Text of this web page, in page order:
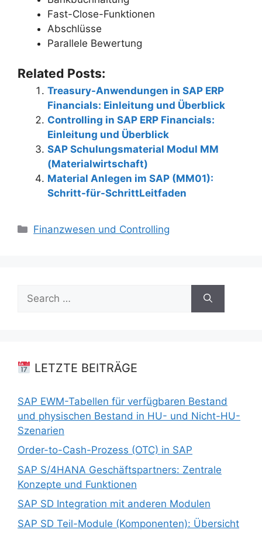
Fast-Close-Funktionen
Abschlüsse
Parallele Bewertung
Related Posts:
Treasury-Anwendungen in SAP ERP
Financials: Einleitung und Überblick
Controlling in SAP ERP Financials:
Einleitung und Überblick
SAP Schulungsmaterial Modul MM
(Materialwirtschaft)
Material Anlegen im SAP (MM01):
Schritt-für-SchrittLeitfaden
Categories
Finanzwesen und Controlling
for:
LETZTE BEITRÄGE
SAP EWM-Tabellen für verfügbaren Bestand
und physischen Bestand in HU- und Nicht-HU-
Szenarien
Order-to-Cash-Prozess (OTC) in SAP
SAP S/4HANA Geschäftspartners: Zentrale
Konzepte und Funktionen
SAP SD Integration mit anderen Modulen
SAP SD Teil-Module (Komponenten): Übersicht